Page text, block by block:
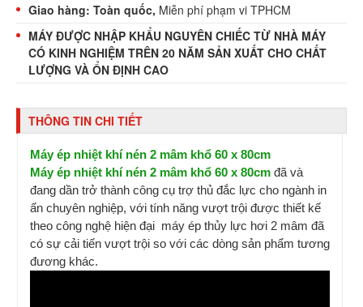
Giao hàng: Toàn quốc, Miễn phí phạm vi TPHCM
MÁY ĐƯỢC NHẬP KHẨU NGUYÊN CHIẾC TỪ NHÀ MÁY
CÓ KINH NGHIỆM TRÊN 20 NĂM SẢN XUẤT CHO CHẤT
LƯỢNG VÀ ỔN ĐỊNH CAO
THÔNG TIN CHI TIẾT
Máy ép nhiệt khí nén 2 mâm khổ 60 x 80cm
Máy ép nhiệt khí nén 2 mâm khổ 60 x 80cm đã và
đang dần trở thành công cụ trợ thủ đắc lực cho ngành in
ấn chuyên nghiệp, với tính năng vượt trội được thiết kế
theo công nghệ hiện đại máy ép thủy lực hơi 2 mâm đã
có sự cải tiến vượt trội so với các dòng sản phẩm tương
đương khác.